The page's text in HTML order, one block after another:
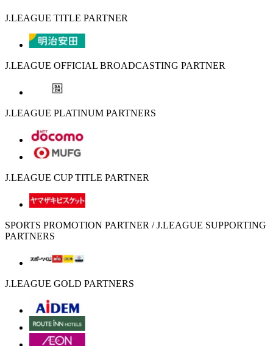
J.LEAGUE TITLE PARTNER
J.LEAGUE OFFICIAL BROADCASTING PARTNER
J.LEAGUE PLATINUM PARTNERS
J.LEAGUE CUP TITLE PARTNER
SPORTS PROMOTION PARTNER / J.LEAGUE SUPPORTING
PARTNERS
J.LEAGUE GOLD PARTNERS